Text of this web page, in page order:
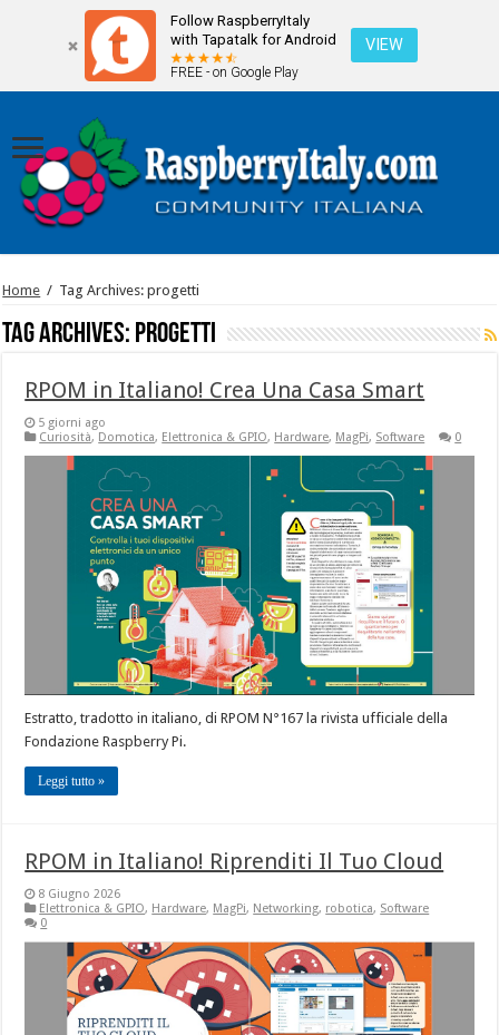
Follow RaspberryItaly
with Tapatalk for Android
FREE - on Google Play
VIEW
Home / Tag Archives: progetti
Tag Archives: progetti
RPOM in Italiano! Crea Una Casa Smart
5 giorni ago
Curiosità, Domotica, Elettronica & GPIO, Hardware, MagPi, Software 0
Estratto, tradotto in italiano, di RPOM N°167 la rivista ufficiale della
Fondazione Raspberry Pi.
Leggi tutto »
RPOM in Italiano! Riprenditi Il Tuo Cloud
8 Giugno 2026
Elettronica & GPIO, Hardware, MagPi, Networking, robotica, Software
0